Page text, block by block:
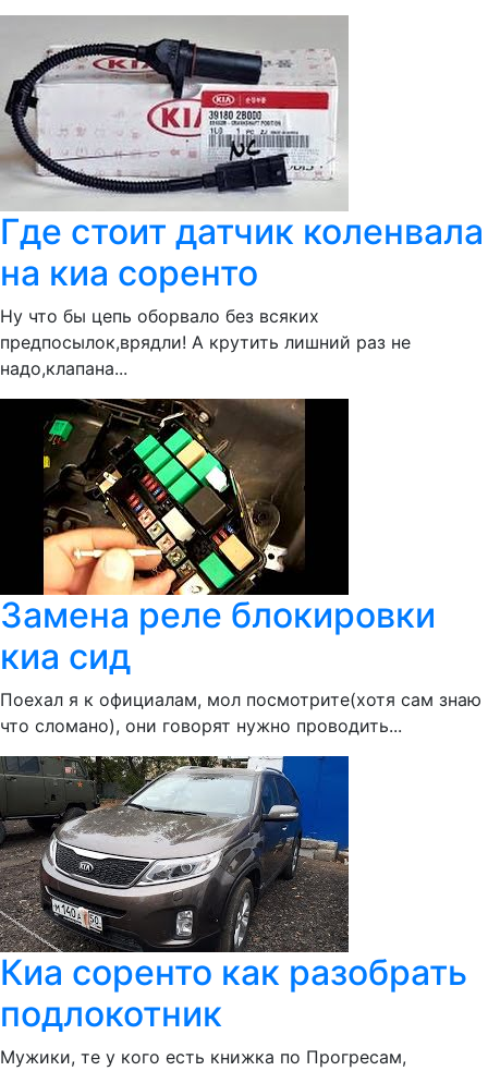
Где стоит датчик коленвала
на киа соренто
Ну что бы цепь оборвало без всяких
предпосылок,врядли! А крутить лишний раз не
надо,клапана...
Замена реле блокировки
киа сид
Поехал я к официалам, мол посмотрите(хотя сам знаю
что сломано), они говорят нужно проводить...
Киа соренто как разобрать
подлокотник
Мужики, те у кого есть книжка по Прогресам,